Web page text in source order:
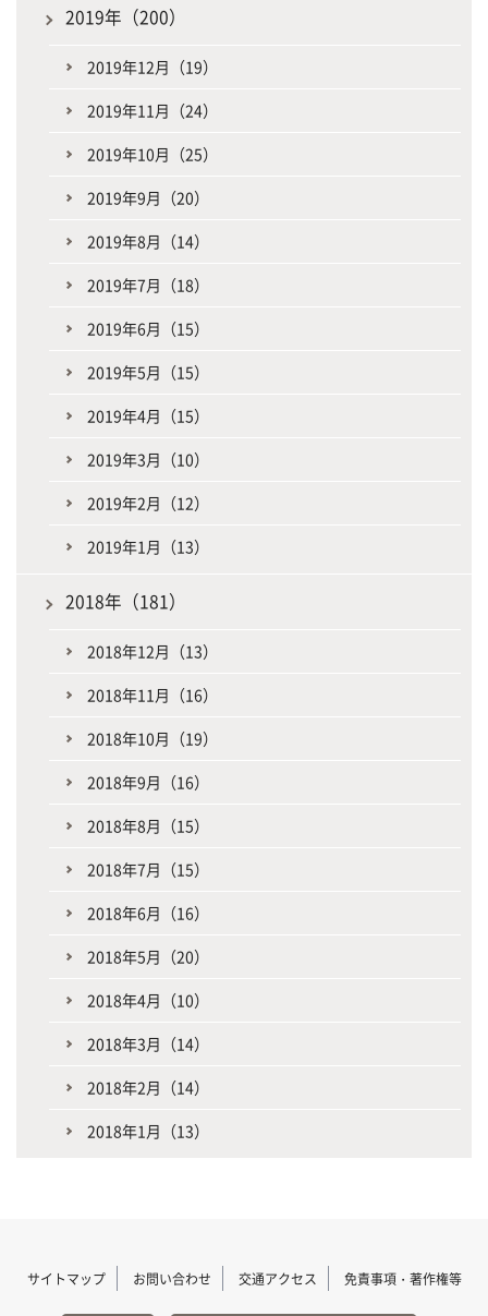
2019年（200）
2019年12月（19）
2019年11月（24）
2019年10月（25）
2019年9月（20）
2019年8月（14）
2019年7月（18）
2019年6月（15）
2019年5月（15）
2019年4月（15）
2019年3月（10）
2019年2月（12）
2019年1月（13）
2018年（181）
2018年12月（13）
2018年11月（16）
2018年10月（19）
2018年9月（16）
2018年8月（15）
2018年7月（15）
2018年6月（16）
2018年5月（20）
2018年4月（10）
2018年3月（14）
2018年2月（14）
2018年1月（13）
サイトマップ お問い合わせ 交通アクセス 免責事項・著作権等